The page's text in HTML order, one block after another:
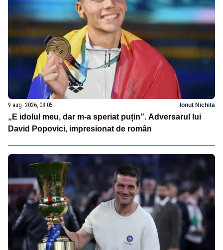
9 aug. 2026, 08:05 Ionuț Nichita
„E idolul meu, dar m-a speriat puțin”. Adversarul lui
David Popovici, impresionat de român